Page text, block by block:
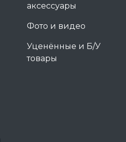
аксессуары
Фото и видео
Уценённые и Б/У
товары